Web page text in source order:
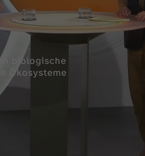
biologische
Ökosysteme